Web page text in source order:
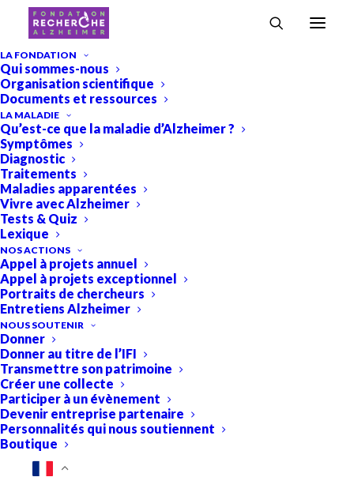
LA FONDATION
Qui sommes-nous
Organisation scientifique
Documents et ressources
LA MALADIE
Qu’est-ce que la maladie d’Alzheimer ?
Symptômes
Diagnostic
Traitements
Maladies apparentées
Vivre avec Alzheimer
Tests & Quiz
Lexique
NOS ACTIONS
Appel à projets annuel
Appel à projets exceptionnel
Portraits de chercheurs
Entretiens Alzheimer
NOUS SOUTENIR
Donner
Donner au titre de l’IFI
Transmettre son patrimoine
Créer une collecte
Participer à un évènement
Devenir entreprise partenaire
Personnalités qui nous soutiennent
Boutique
Accueil›Professeur Audrey Gabelle
Professeur Audrey Gabelle